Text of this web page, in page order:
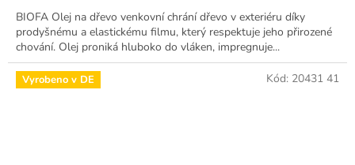
BIOFA Olej na dřevo venkovní chrání dřevo v exteriéru díky
prodyšnému a elastickému filmu, který respektuje jeho přirozené
chování. Olej proniká hluboko do vláken, impregnuje...
Vyrobeno v DE Kód: 20431 41